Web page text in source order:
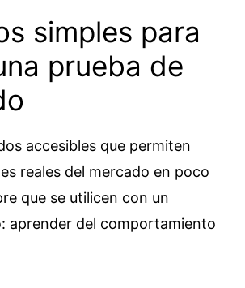
simples para
prueba de
accesibles que permiten
reales del mercado en poco
que se utilicen con un
aprender del comportamiento